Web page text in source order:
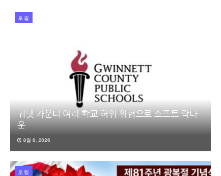
로컬
귀넷 카운티 여러 학교 허위 위협으로 소프트 락다
운
8월 6, 2026
로컬